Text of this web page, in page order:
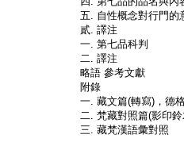
五. 自性概念對行門的
貳. 譯注
一. 第七品科判
二. 譯注
略語 參考文獻
附錄
一. 藏文篇(轉寫)，德
二. 梵藏對照篇(影印
三. 藏梵漢語彙對照